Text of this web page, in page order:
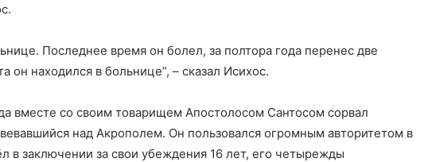
Последнее время он болел, за полтора года перенес две
он находился в больнице”, – сказал Исихос.
вместе со своим товарищем Апостолосом Сантосом сорвал
над Акрополем. Он пользовался огромным авторитетом в
в заключении за свои убеждения 16 лет, его четырежды